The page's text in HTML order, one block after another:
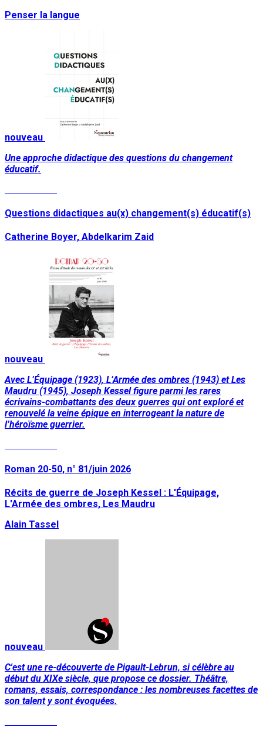
Penser la langue
nouveau
Une approche didactique des questions du changement
éducatif.
Questions didactiques au(x) changement(s) éducatif(s)
Catherine Boyer, Abdelkarim Zaid
nouveau
Avec L’Équipage (1923), L’Armée des ombres (1943) et Les
Maudru (1945), Joseph Kessel figure parmi les rares
écrivains-combattants des deux guerres qui ont exploré et
renouvelé la veine épique en interrogeant la nature de
l’héroïsme guerrier.
Roman 20-50, n° 81/juin 2026
Récits de guerre de Joseph Kessel : L'Équipage,
L'Armée des ombres, Les Maudru
Alain Tassel
nouveau
C'est une re-découverte de Pigault-Lebrun, si célèbre au
début du XIXe siècle, que propose ce dossier. Théâtre,
romans, essais, correspondance : les nombreuses facettes de
son talent y sont évoquées.